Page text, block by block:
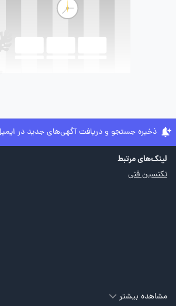
ذخیره جستجو و دریافت آگهی‌های جدید در
لینک‌های مرتبط
تکنسین فنی
مشاهده بیشتر